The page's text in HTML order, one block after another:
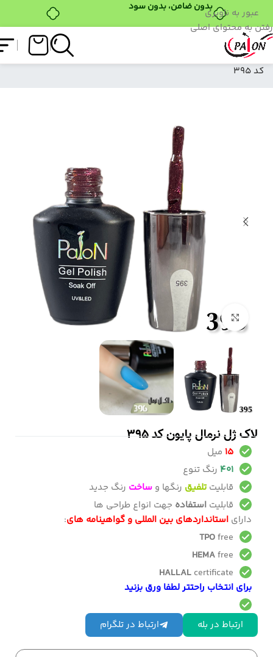
عبور به ناوبری
رفتن به محتوای اصلی
فروشگاه
لاک ژل نرمال پایون
کد 395
بزرگنمایی تصویر
لاک ژل نرمال پایون کد 395
15 میل
401 رنگ تنوع
قابلیتتلفیق رنگها و ساخت رنگ جدید
قابلیت استفاده جهت انواع طراحی ها
دارای استانداردهای بین المللی و گواهینامه های:
TPOfree
HEMAfree
HALLAL certificate
برای انتخاب راحتتر لطفا ورق بزنید
ارتباط در بله ارتباط در تلگرام